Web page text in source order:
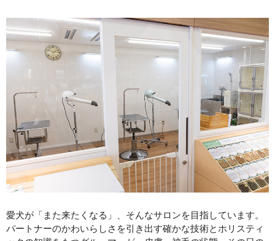
愛犬が「また来たくなる」、そんなサロンを目指しています。
パートナーのかわいらしさを引き出す確かな技術とホリスティ